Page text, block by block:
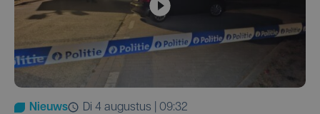
Nieuws
di 4 augustus | 09:32